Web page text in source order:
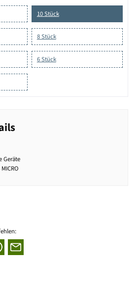
10 Stück
8 Stück
6 Stück
Geräte